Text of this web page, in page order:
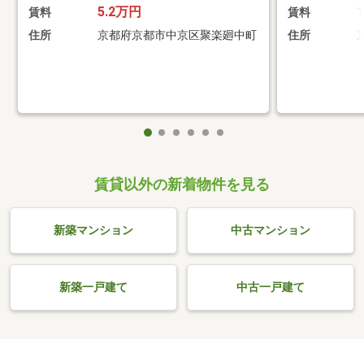
賃料 5.2万円
住所 京都府京都市中京区聚楽廻中町
賃料
住所
賃貸以外の新着物件を見る
新築マンション 中古マンション
新築一戸建て 中古一戸建て